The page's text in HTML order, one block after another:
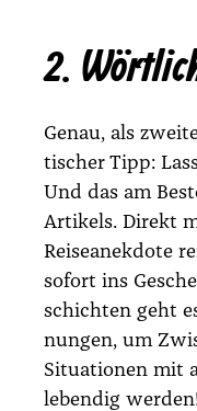
2.
Genau, als
ti­scher Tipp:
Und das am
Arti­kels. Direkt
Rei­se­an­ek­do­te
sofort ins
schich­ten geht
nun­gen, um
Situa­tio­nen mit
leben­dig